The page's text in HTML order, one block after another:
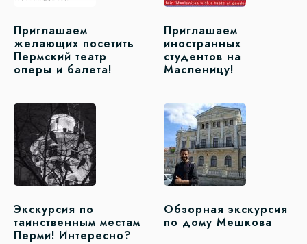
Приглашаем
желающих посетить
Пермский театр
оперы и балета!
Приглашаем
иностранных
студентов на
Масленицу!
Экскурсия по
таинственным местам
Перми! Интересно?
Обзорная экскурсия
по дому Мешкова